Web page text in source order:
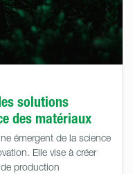
solutions
des matériaux
émergent de la science
Elle vise à créer
production